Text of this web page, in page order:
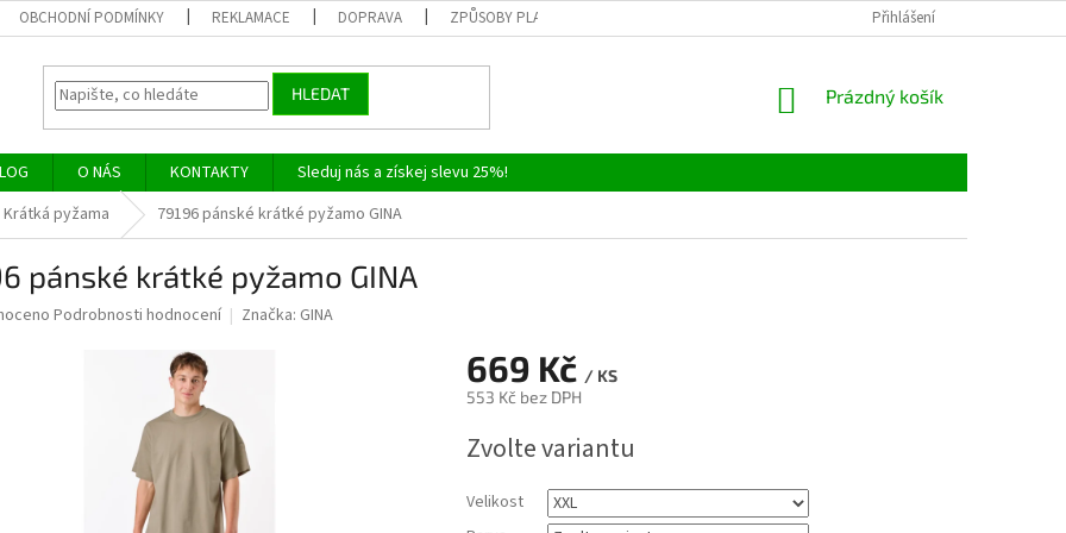
OBCHODNÍ PODMÍNKY REKLAMACE DOPRAVA ZPŮSOBY PLATBY VELKOOBCHOD
Přihlášení
HLEDAT
NÁKUPNÍ
Prázdný košík
O NÁS KONTAKTY
Sleduj nás a získej slevu 25%!
Krátká pyžama 79196 pánské krátké pyžamo GINA
pánské krátké pyžamo GINA
Podrobnosti hodnocení Značka: GINA
669 Kč / KS
553 Kč bez DPH
cena:
Zvolte variantu
Velikost